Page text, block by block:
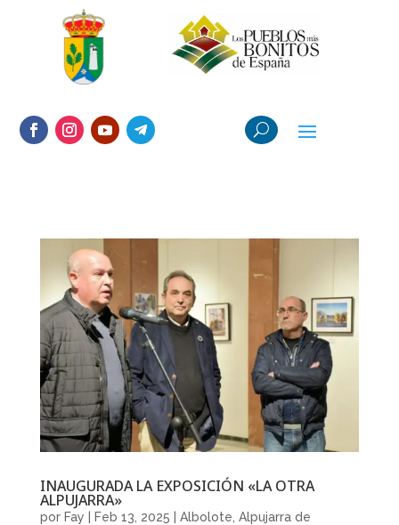
INAUGURADA LA EXPOSICIÓN «LA OTRA
ALPUJARRA»
por Fay Feb 13, 2025 Albolote Alpujarra de